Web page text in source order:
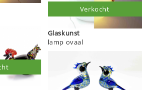
Glaskunst
lamp ovaal
Verkocht